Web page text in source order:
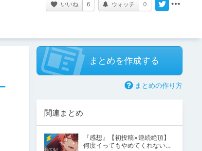
いいね 6 ウォッチ 0
まとめを作成する
まとめの作り方
関連まとめ
『感想』【初投稿×連続絶頂】
何度イってもやめてくれない嫉